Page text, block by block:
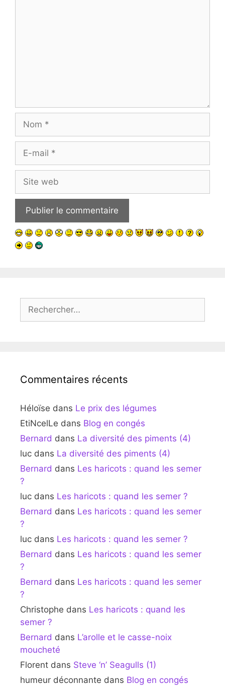
mail
web
Commentaires récents
Héloïse dans Le prix des légumes
EtiNcelLe dans Blog en congés
Bernard dans La diversité des piments (4)
luc dans La diversité des piments (4)
Bernard dans Les haricots : quand les semer
?
luc dans Les haricots : quand les semer ?
Bernard dans Les haricots : quand les semer
?
luc dans Les haricots : quand les semer ?
Bernard dans Les haricots : quand les semer
?
Bernard dans Les haricots : quand les semer
?
Christophe dans Les haricots : quand les
semer ?
Bernard dans L’arolle et le casse-noix
moucheté
Florent dans Steve ‘n’ Seagulls (1)
humeur déconnante dans Blog en congés